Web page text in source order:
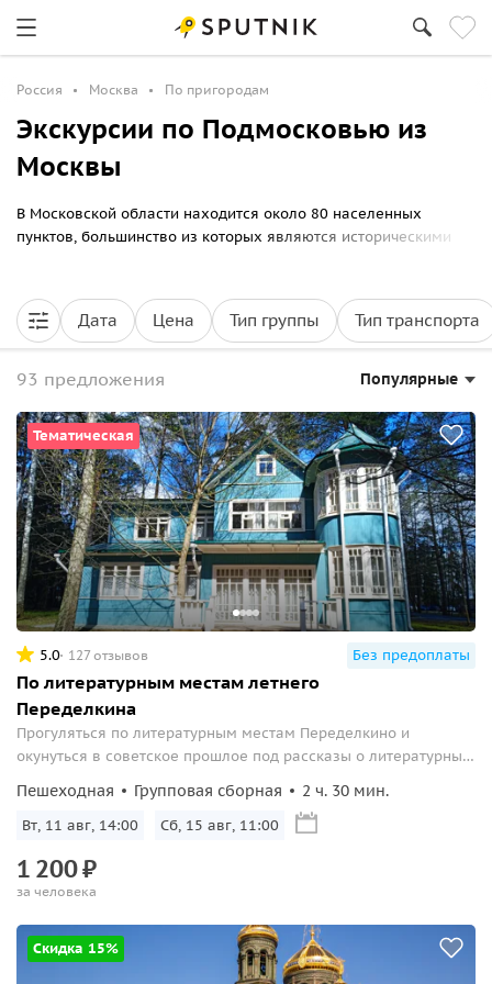
Россия Москва По пригородам
Экскурсии по Подмосковью из
Москвы
В Московской области находится около 80 населенных
пунктов, большинство из которых являются историческими
копилку ваших впечатлений. Специально для вас мы собрали
самые интересные варианты поездок в пригороды Москвы.
Дата Цена Тип группы Тип транспорта
93 предложения Популярные
Тематическая
5.0 127 отзывов Без предоплаты
По литературным местам летнего
Переделкина
Прогуляться по литературным местам Переделкино и
окунуться в советское прошлое под рассказы о литературных
Пешеходная Групповая сборная 2 ч. 30 мин.
Вт, 11 авг, 14:00 Сб, 15 авг, 11:00
1 200₽
за человека
Скидка 15%